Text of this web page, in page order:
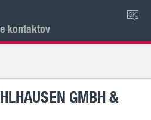
kontaktov
SK
GMBH &